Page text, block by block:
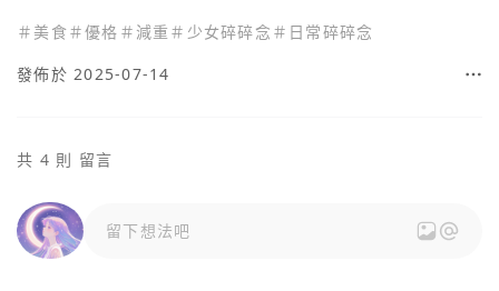
＃ 美食＃優格 ＃ 減重 ＃ 少女碎碎念 ＃ 日常碎碎念
發佈於 2025-07-14
共 4 則 留言
留下想法吧